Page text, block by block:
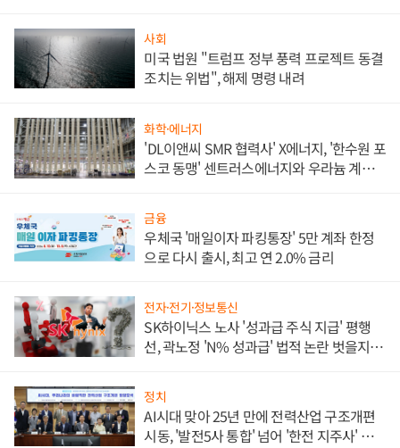
사회
미국 법원 "트럼프 정부 풍력 프로젝트 동결
조치는 위법", 해제 명령 내려
화학·에너지
'DL이앤씨 SMR 협력사' X에너지, '한수원 포
스코 동맹' 센트러스에너지와 우라늄 계약
금융
우체국 '매일이자 파킹통장' 5만 계좌 한정
으로 다시 출시, 최고 연 2.0% 금리
전자·전기·정보통신
SK하이닉스 노사 '성과급 주식 지급' 평행
선, 곽노정 'N% 성과급' 법적 논란 벗을지 주
정치
AI시대 맞아 25년 만에 전력산업 구조개편
시동, '발전5사 통합' 넘어 '한전 지주사' 재편